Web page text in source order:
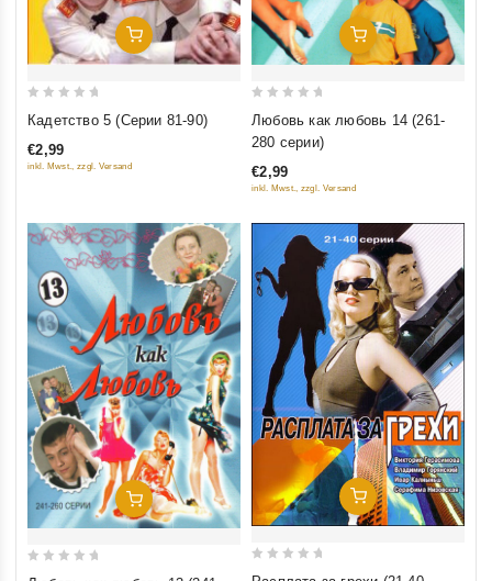
Добавить В Корзину
out
of
Кадетство 5 (Серии 81-90)
€2,99
inkl. Mwst., zzgl. Versand
Добавить В Корзину
5
Любовь как любовь 14 (261-
280 серии)
€2,99
inkl. Mwst., zzgl. Versand
Добавить В Корзину Добавить В Корзину